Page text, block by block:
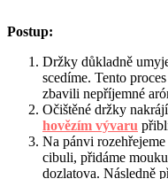
Postup:
Držky důkladně
scedíme. Tento
zbavili nepříjemné
Očištěné držky
hovězím vývaru
Na pánvi
cibuli, přidáme
dozlatova. Následně